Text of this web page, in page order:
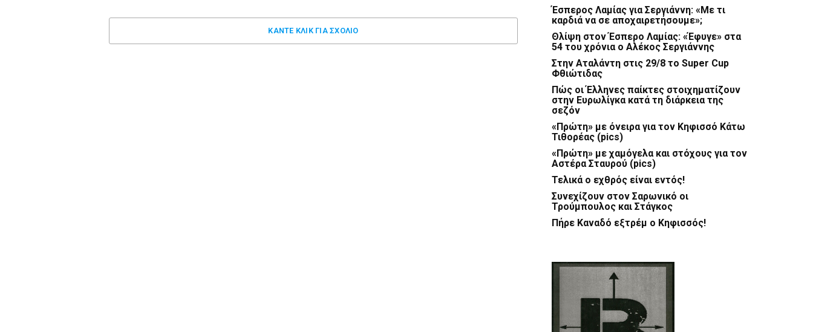
ΚΑΝΤΕ ΚΛΊΚ ΓΙΑ ΣΧΌΛΙΟ
Έσπερος Λαμίας για Σεργιάννη: «Με τι
καρδιά να σε αποχαιρετήσουμε»;
Θλίψη στον Έσπερο Λαμίας: «Έφυγε» στα
54 του χρόνια ο Αλέκος Σεργιάννης
Στην Αταλάντη στις 29/8 το Super Cup
Φθιώτιδας
Πώς οι Έλληνες παίκτες στοιχηματίζουν
στην Ευρωλίγκα κατά τη διάρκεια της
σεζόν
«Πρώτη» με όνειρα για τον Κηφισσό Κάτω
Τιθορέας (pics)
«Πρώτη» με χαμόγελα και στόχους για τον
Αστέρα Σταυρού (pics)
Τελικά ο εχθρός είναι εντός!
Συνεχίζουν στον Σαρωνικό οι
Τρούμπουλος και Στάγκος
Πήρε Καναδό εξτρέμ ο Κηφισσός!